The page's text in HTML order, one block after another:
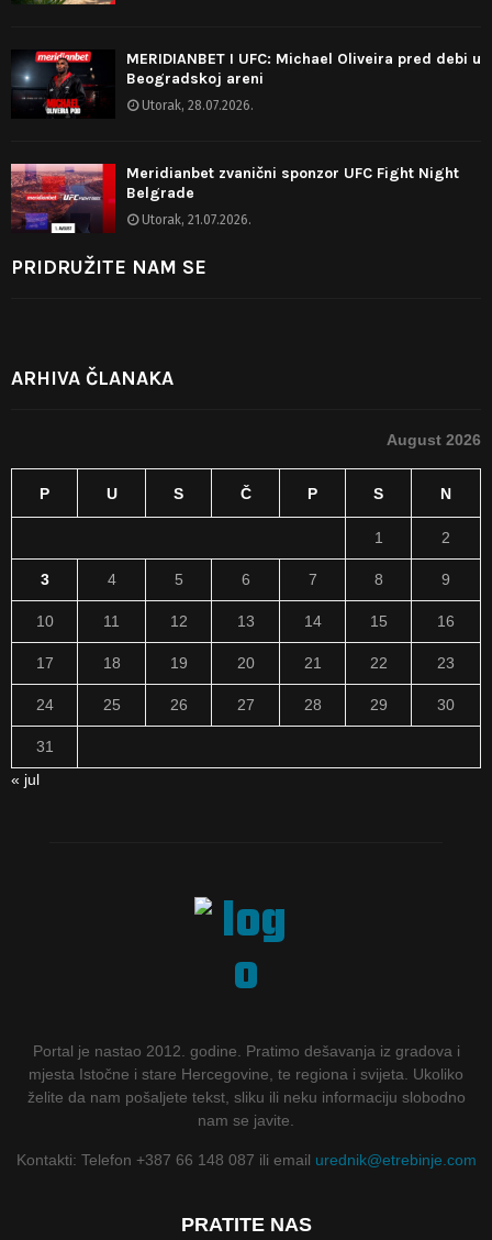
MERIDIANBET I UFC: Michael Oliveira pred debi u
Beogradskoj areni
Utorak, 28.07.2026.
Meridianbet zvanični sponzor UFC Fight Night
Belgrade
Utorak, 21.07.2026.
PRIDRUŽITE NAM SE
ARHIVA ČLANAKA
August 2026
P U S Č P S N
1 2
3 4 5 6 7 8 9
10 11 12 13 14 15 16
17 18 19 20 21 22 23
24 25 26 27 28 29 30
31
« jul
Portal je nastao 2012. godine. Pratimo dešavanja iz gradova i
mjesta Istočne i stare Hercegovine, te regiona i svijeta. Ukoliko
želite da nam pošaljete tekst, sliku ili neku informaciju slobodno
nam se javite.
Kontakti: Telefon +387 66 148 087 ili email urednik@etrebinje.com
PRATITE NAS